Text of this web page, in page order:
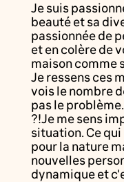
Je suis
beauté et sa
passionnée de
et en colère de
maison comme
Je ressens ces
vois le nombre
pas le
?!Je me sens
situation. Ce
pour la nature
nouvelles
dynamique et